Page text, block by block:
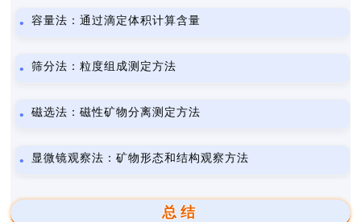
容量法：通过滴定体积计算含量
筛分法：粒度组成测定方法
磁选法：磁性矿物分离测定方法
显微镜观察法：矿物形态和结构观察方法
总结